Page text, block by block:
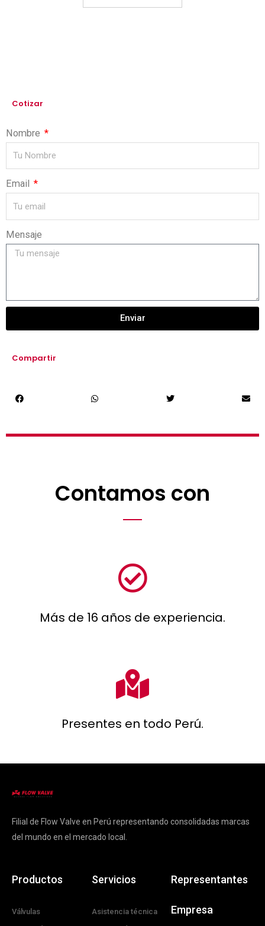
Cotizar
Nombre
Email
Mensaje
Enviar
Compartir
Contamos con
Más de 16 años de experiencia.
Presentes en todo Perú.
Filial de Flow Valve en Perú representando consolidadas marcas
del mundo en el mercado local.
Productos
Válvulas
Servicios
Asistencia técnica
Representantes
Empresa